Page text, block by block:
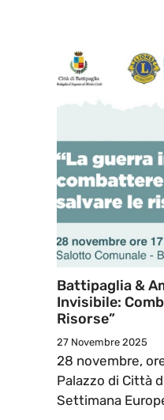
Battipaglia &
Invisibile:
Risorse”
27 Novembre 2025
28 novembre,
Palazzo di Città
Settimana